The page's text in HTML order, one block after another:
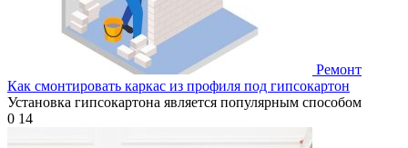
Ремонт
Как смонтировать каркас из профиля под гипсокартон
Установка гипсокартона является популярным способом
0 14